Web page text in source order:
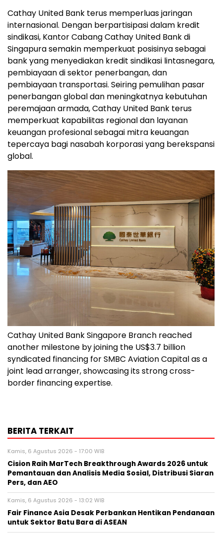
Cathay United Bank terus memperluas jaringan
internasional. Dengan berpartisipasi dalam kredit
sindikasi, Kantor Cabang Cathay United Bank di
Singapura semakin memperkuat posisinya sebagai
bank yang menyediakan kredit sindikasi lintasnegara,
pembiayaan di sektor penerbangan, dan
pembiayaan transportasi. Seiring pemulihan pasar
penerbangan global dan meningkatnya kebutuhan
peremajaan armada, Cathay United Bank terus
memperkuat kapabilitas regional dan layanan
keuangan profesional sebagai mitra keuangan
tepercaya bagi nasabah korporasi yang berekspansi
global.
Cathay United Bank Singapore Branch reached
another milestone by joining the US$3.7 billion
syndicated financing for SMBC Aviation Capital as a
joint lead arranger, showcasing its strong cross-
border financing expertise.
BERITA TERKAIT
Kamis, 6 Agustus 2026 - 17:00 WIB
Cision Raih MarTech Breakthrough Awards 2026 untuk
Pemantauan dan Analisis Media Sosial, Distribusi Siaran
Pers, dan AEO
Kamis, 6 Agustus 2026 - 13:02 WIB
Fair Finance Asia Desak Perbankan Hentikan Pendanaan
untuk Sektor Batu Bara di ASEAN